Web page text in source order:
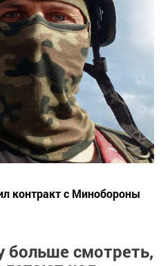
контракт с Минобороны
больше смотреть,